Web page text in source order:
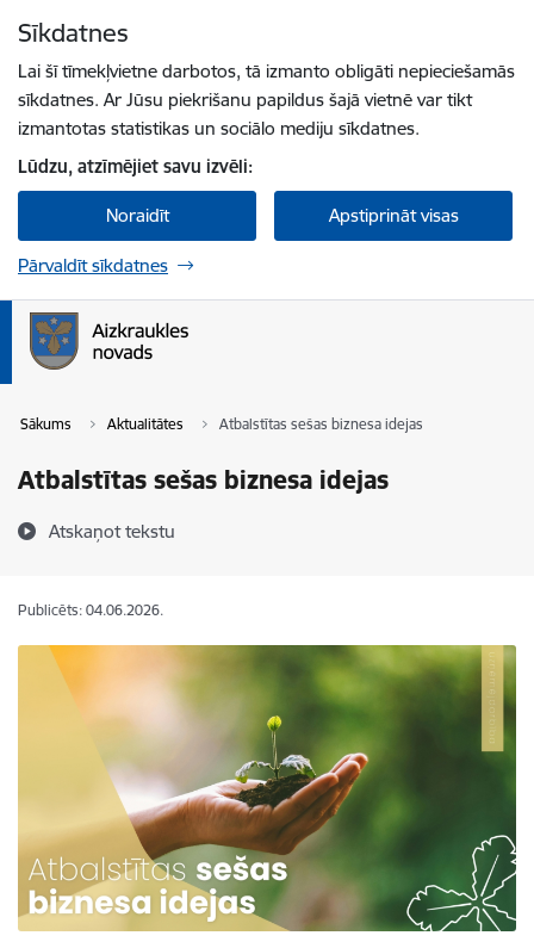
Sīkdatnes
Lai šī tīmekļvietne darbotos, tā izmanto obligāti nepieciešamās
sīkdatnes. Ar Jūsu piekrišanu papildus šajā vietnē var tikt
izmantotas statistikas un sociālo mediju sīkdatnes.
Lūdzu, atzīmējiet savu izvēli:
Noraidīt Apstiprināt visas
Pārvaldīt sīkdatnes
Sākums Aktualitātes Atbalstītas sešas biznesa idejas
Atbalstītas sešas biznesa idejas
Atskaņot tekstu
Publicēts: 04.06.2026.